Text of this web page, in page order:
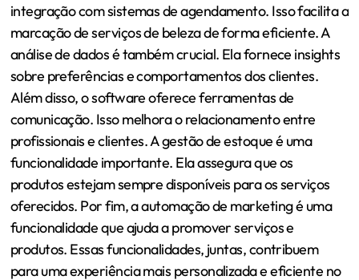
integração com sistemas de agendamento. Isso facilita a
marcação de serviços de beleza de forma eficiente. A
análise de dados é também crucial. Ela fornece insights
sobre preferências e comportamentos dos clientes.
Além disso, o software oferece ferramentas de
comunicação. Isso melhora o relacionamento entre
profissionais e clientes. A gestão de estoque é uma
funcionalidade importante. Ela assegura que os
produtos estejam sempre disponíveis para os serviços
oferecidos. Por fim, a automação de marketing é uma
funcionalidade que ajuda a promover serviços e
produtos. Essas funcionalidades, juntas, contribuem
para uma experiência mais personalizada e eficiente no